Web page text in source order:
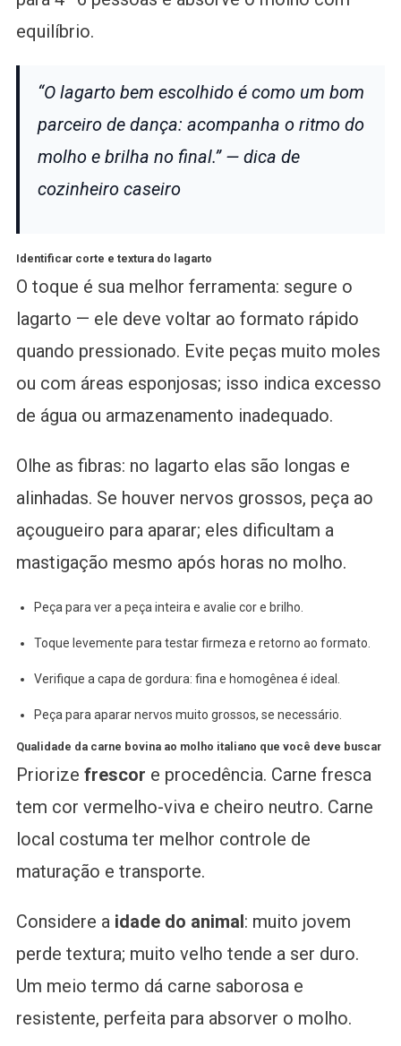
equilíbrio.
“O lagarto bem escolhido é como um bom
parceiro de dança: acompanha o ritmo do
molho e brilha no final.” — dica de
cozinheiro caseiro
Identificar corte e textura do lagarto
O toque é sua melhor ferramenta: segure o
lagarto — ele deve voltar ao formato rápido
quando pressionado. Evite peças muito moles
ou com áreas esponjosas; isso indica excesso
de água ou armazenamento inadequado.
Olhe as fibras: no lagarto elas são longas e
alinhadas. Se houver nervos grossos, peça ao
açougueiro para aparar; eles dificultam a
mastigação mesmo após horas no molho.
Peça para ver a peça inteira e avalie cor e brilho.
Toque levemente para testar firmeza e retorno ao formato.
Verifique a capa de gordura: fina e homogênea é ideal.
Peça para aparar nervos muito grossos, se necessário.
Qualidade da carne bovina ao molho italiano que você deve buscar
Priorize frescor e procedência. Carne fresca
tem cor vermelho-viva e cheiro neutro. Carne
local costuma ter melhor controle de
maturação e transporte.
Considere a idade do animal: muito jovem
perde textura; muito velho tende a ser duro.
Um meio termo dá carne saborosa e
resistente, perfeita para absorver o molho.